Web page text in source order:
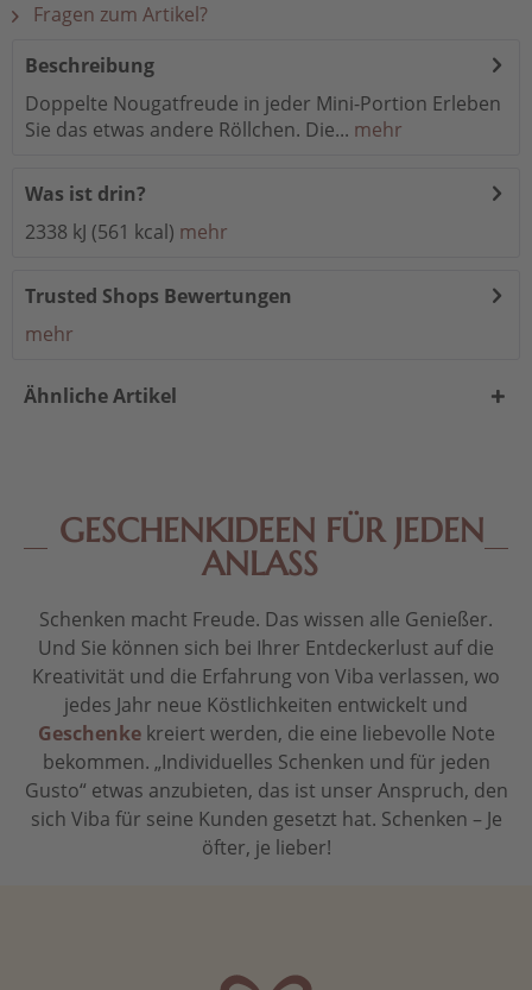
Fragen zum Artikel?
Beschreibung
Doppelte Nougatfreude in jeder Mini-Portion Erleben
Sie das etwas andere Röllchen. Die... mehr
Was ist drin?
2338 kJ (561 kcal) mehr
Trusted Shops Bewertungen
mehr
Ähnliche Artikel
GESCHENKIDEEN FÜR JEDEN
ANLASS
Schenken macht Freude. Das wissen alle Genießer.
Und Sie können sich bei Ihrer Entdeckerlust auf die
Kreativität und die Erfahrung von Viba verlassen, wo
jedes Jahr neue Köstlichkeiten entwickelt und
Geschenkekreiert werden, die eine liebevolle Note
bekommen. „Individuelles Schenken und für jeden
Gusto“ etwas anzubieten, das ist unser Anspruch, den
sich Viba für seine Kunden gesetzt hat. Schenken – Je
öfter, je lieber!